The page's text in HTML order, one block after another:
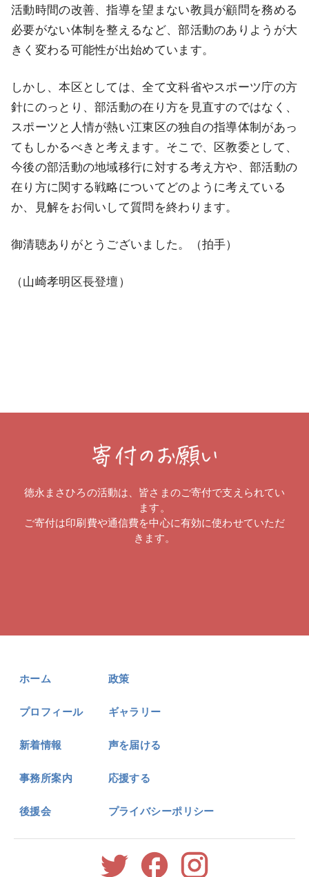
活動時間の改善、指導を望まない教員が顧問を務める
必要がない体制を整えるなど、部活動のありようが大
きく変わる可能性が出始めています。
しかし、本区としては、全て文科省やスポーツ庁の方
針にのっとり、部活動の在り方を見直すのではなく、
スポーツと人情が熱い江東区の独自の指導体制があっ
てもしかるべきと考えます。そこで、区教委として、
今後の部活動の地域移行に対する考え方や、部活動の
在り方に関する戦略についてどのように考えている
か、見解をお伺いして質問を終わります。
御清聴ありがとうございました。（拍手）
（山崎孝明区長登壇）
徳永まさひろの活動は、皆さまのご寄付で支えられてい
ます。
ご寄付は印刷費や通信費を中心に有効に使わせていただ
きます。
ホーム
プロフィール
新着情報
事務所案内
後援会
政策
ギャラリー
声を届ける
応援する
プライバシーポリシー